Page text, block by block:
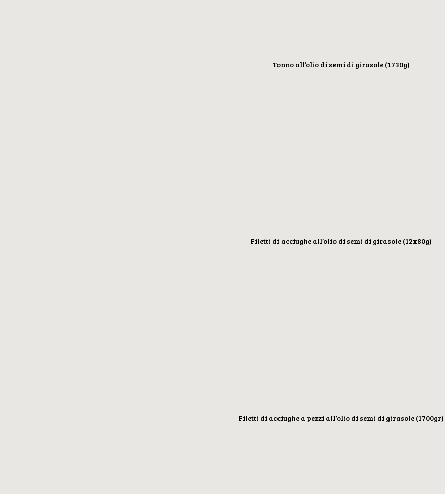
Tonno all’olio di semi di girasole (1730g)
Filetti di acciughe all’olio di semi di girasole (12x80g)
Filetti di acciughe a pezzi all’olio di semi di girasole (1700gr)